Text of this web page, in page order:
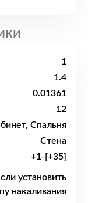
1
1.4
0.01361
12
Спальня
Стена
+1-[+35]
установить
накаливания